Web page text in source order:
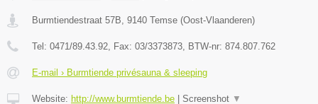
Burmtiendestraat 57B, 9140 Temse (Oost-Vlaanderen)
Tel: 0471/89.43.92, Fax: 03/3373873, BTW-nr: 874.807.762
E-mail › Burmtiende privésauna & sleeping
Website: http://www.burmtiende.be Screenshot ▼